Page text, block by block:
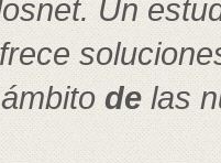
Un
delas